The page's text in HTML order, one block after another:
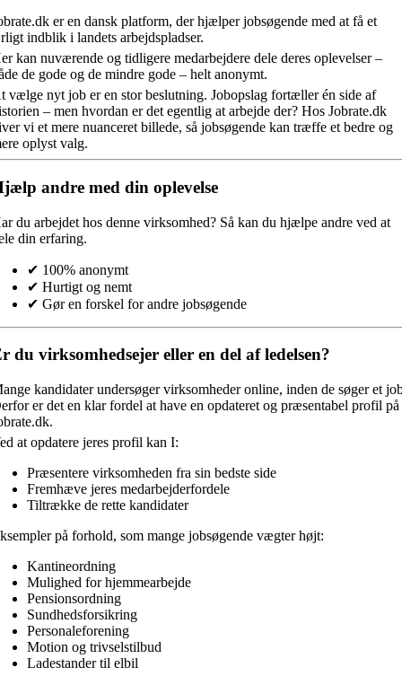
er en dansk platform, der hjælper jobsøgende med at få et
indblik i landets arbejdspladser.
kan nuværende og tidligere medarbejdere dele deres oplevelser –
de gode og de mindre gode – helt anonymt.
vælge nyt job er en stor beslutning. Jobopslag fortæller én side af
– men hvordan er det egentlig at arbejde der? Hos Jobrate.dk
vi et mere nuanceret billede, så jobsøgende kan træffe et bedre og
oplyst valg.
andre med din oplevelse
du arbejdet hos denne virksomhed? Så kan du hjælpe andre ved at
din erfaring.
✔ 100% anonymt
✔ Hurtigt og nemt
✔ Gør en forskel for andre jobsøgende
du virksomhedsejer eller en del af ledelsen?
kandidater undersøger virksomheder online, inden de søger et
er det en klar fordel at have en opdateret og præsentabel profil på
at opdatere jeres profil kan I:
Præsentere virksomheden fra sin bedste side
Fremhæve jeres medarbejderfordele
Tiltrække de rette kandidater
på forhold, som mange jobsøgende vægter højt:
Kantineordning
Mulighed for hjemmearbejde
Pensionsordning
Sundhedsforsikring
Personaleforening
Motion og trivselstilbud
Ladestander til elbil